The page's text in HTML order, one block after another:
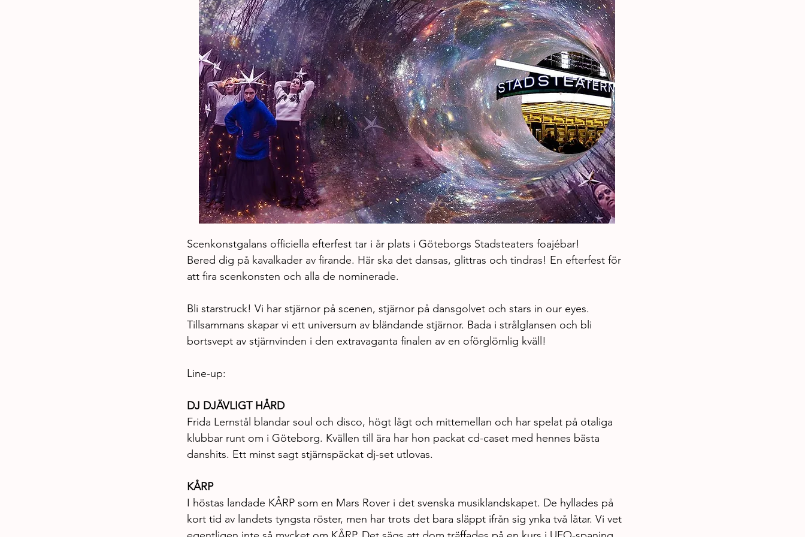
Scenkonstgalans officiella efterfest tar i år plats i Göteborgs Stadsteaters foajébar!
Bered dig på kavalkader av firande. Här ska det dansas, glittras och tindras! En efterfest för
att fira scenkonsten och alla de nominerade.
Bli starstruck! Vi har stjärnor på scenen, stjärnor på dansgolvet och stars in our eyes.
Tillsammans skapar vi ett universum av bländande stjärnor. Bada i strålglansen och bli
bortsvept av stjärnvinden i den extravaganta finalen av en oförglömlig kväll!
Line-up:
DJ DJÄVLIGT HÅRD
Frida Lernstål blandar soul och disco, högt lågt och mittemellan och har spelat på otaliga
klubbar runt om i Göteborg. Kvällen till ära har hon packat cd-caset med hennes bästa
danshits. Ett minst sagt stjärnspäckat dj-set utlovas.
KÅRP
I höstas landade KÅRP som en Mars Rover i det svenska musiklandskapet. De hyllades på
kort tid av landets tyngsta röster, men har trots det bara släppt ifrån sig ynka två låtar. Vi vet